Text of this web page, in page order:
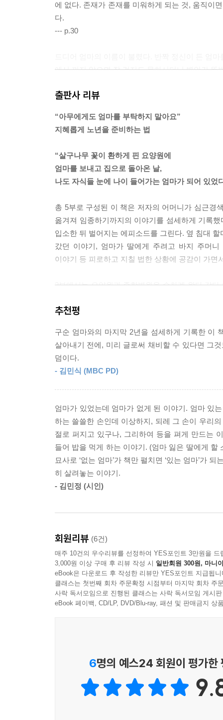
에 없다. 존재가 존재를 미워하게 되는 것, 움직이
다.
--- p.30
에서 끼지 않으면 잘 걷지도 못하시더니 별안간
는 의사가 몇십 년 전 평범한 할머니를 기억할 리
요양원은 병원이 아니므로 의사나 간호사가 상주
집의 대체 장소다. 치료가 아닌 가료와 요양을
가는 것과 같다. 병원으로 보내지 않으면 방치나 학
--- pp.95-96
평생을 착하게만 산 것 같은 엄마가 불분명한 의
말들이 응급실 구석구석을 저렁저렁 울렸다. 아픈
게 우리 쪽을 돌아봤다. 참혹했다. 이토록 평생을
엄마는 물기가 없어 자꾸만 목 뒤로 말려들어가는
--- p.102
동년배 할머니 친구들이 있는 곳이어야 했다. 아
곳, 그런 곳으로 가야 했다.
--- p.120
누구라도 그러하듯, 내 발로 걸어가 내 손으로 용
의 아랫도리를 그렇게 훤하게 볼 수 있었으랴. 엄
--- p.124
생명은, 그냥 ‘꼴까닥, 뚜우’ 하고 끊기는 게 아니
될 것이다. 엄마 다리 왼쪽은 나무토막처럼 뻣뻣
나무토막처럼 거칠고 딱딱하다. 부드러운 살이라
지막 항해 중이다. 자는 듯이 죽었다는 게, 돌연히
고 교대하고 손을 만져도 아무것도 모르고, 몸 안
살지는 말아야지. 어딘지, 누군지도 모를 이에게 화
--- p.200
환자는 살아 있는 동안, 매일 그 고통을 겪어야만
야 한다. 목구멍을 뚫고 들어오는 밥물을 위로 집
이별의 고통도 작별의 아픔도 아직은 경험해본
탁할 생각조차 없이 투명하니 맑아서 차라리 좋
부탁하는 의학적 방향. 선명하게 정확해서 큰 보
출판사 리뷰
“아무에게도 엄마를 부탁하지 말아요”
지혜롭게 노년을 준비하는 법
“살구나무 꽃이 환하게 핀 요양원에
엄마를 보내고 집으로 돌아온 날,
나도 자식들 눈에 나이 들어가는 엄마가 되어 있었
총 5부로 구성된 이 책은 저자의 어머니가 심근경
옮겨져 임종하기까지의 이야기를 섬세하게 기록
입소한 뒤 벌어지는 에피소드를 그린다. 옆 침대
갔던 이야기, 엄마가 딸에게 주려고 바지 주머
이야기 등 피로하고 지칠 법한 상황에 공감이 가
2부에서는 요양원과 종합병원을 수차례 왔다 갔
인간이 실제 죽음을 맞이할 때, 얼마나 아름답지
3부에서는 요양원에서 생활하던 엄마가 급격히
열이틀간을 반송장 신세로 천천히 죽어간 엄마를
누구 하나 죽을 수 있게 돕지 못하는 게 과연 옳은
4부에서는 ‘이렇다 할 특징’ 없고 밋밋하게 살다
장례 문화와 제사 문화를 돌아보게 한다.
5부에서는 엄마를 떠나보낸 뒤 ‘고아’가 된 마음
딸들에게는 짐이 되지 않기 위해 ‘사전연명의료
엄마 없이, 인생찬가를 부른다.
우리는 모두 언젠가 늙을 것이고 우리 부모들을
될 것이다.(본문 121~122쪽)
죽는 건 본인인데 그 죽음의 과정에서 철저하
빨아먹고 자란 자식들도 똑같았다. 동의서에 사
사랑한들 사랑하지 않은들 달라지는 건 아무것도
고통, 긴급한 과정에 개입할 수는 없었다.(본문 201
엄마는 결국 모질게 살아남아
추천평
구순 엄마와의 마지막 2년을 섬세하게 기록한 이
살아내기 전에, 미리 글로써 채비할 수 있다면 그
덤이다.
- 김민식 (MBC PD)
엄마가 있었는데 엄마가 없게 된 이야기. 엄마 있
하는 쓸쓸한 손인데 이상하지, 되레 그 손이 우리
절로 퍼지고 있구나, 그리하여 등을 펴게 만드는
들어 밥을 먹게 하는 이야기. (엄마 잃은 딸에게
묘사로 ‘없는 엄마’가 책만 펼치면 ‘있는 엄마’가
히 살려놓는 이야기.
- 김민정 (시인)
회원리뷰 (6건)
매주 10건의 우수리뷰를 선정하여 YES포인트 3만원을 드
3,000원 이상 구매 후 리뷰 작성 시 일반회원 300원, 마니
eBook은 다운로드 후 작성한 리뷰만 YES포인트 지급됩니
클래스는 첫번째 회차 주문확정 시점부터 마지막 회차 주
사락 독서모임으로 진행된 클래스는 사락 독서모임 게시
eBook 페이백, CD/LP, DVD/Blu-ray, 패션 및 판매금지 상
6명의 예스24 회원이 평가한